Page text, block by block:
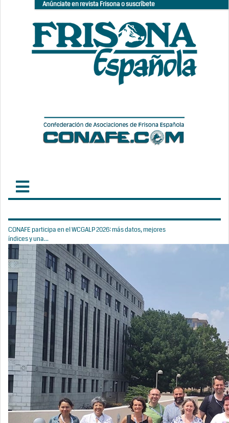
Anúnciate en revista Frisona o suscríbete
CONAFE participa en el WCGALP 2026: más datos, mejores
índices y una...